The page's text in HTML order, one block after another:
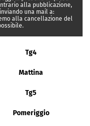
alla pubblicazione,
una mail a:
alla cancellazione del
Tg4
Mattina
Tg5
Pomeriggio